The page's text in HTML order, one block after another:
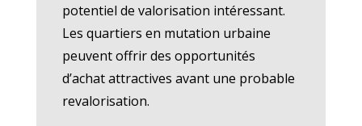
potentiel de valorisation intéressant.
Les quartiers en mutation urbaine
peuvent offrir des opportunités
d’achat attractives avant une probable
revalorisation.